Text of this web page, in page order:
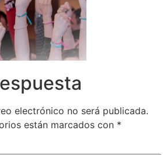
electrónico no será publicada.
están marcados con *